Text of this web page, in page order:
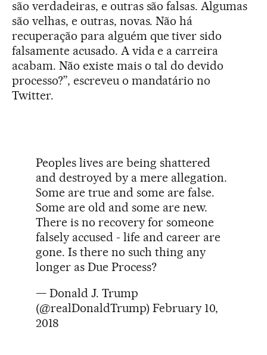
são verdadeiras, e outras são falsas. Algumas
são velhas, e outras, novas. Não há
recuperação para alguém que tiver sido
falsamente acusado. A vida e a carreira
acabam. Não existe mais o tal do devido
processo?”, escreveu o mandatário no
Twitter.
Peoples lives are being shattered
and destroyed by a mere allegation.
Some are true and some are false.
Some are old and some are new.
There is no recovery for someone
falsely accused - life and career are
gone. Is there no such thing any
longer as Due Process?
— Donald J. Trump
(@realDonaldTrump) February 10,
2018